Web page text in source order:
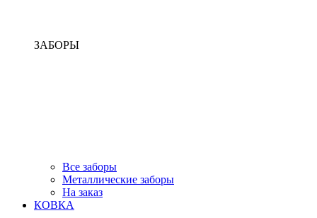
ЗАБОРЫ
Все заборы
Металлические заборы
На заказ
КОВКА